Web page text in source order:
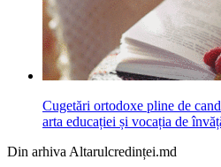
Cugetări ortodoxe pline de
arta educației și vocația de
Din arhiva Altarulcredinței.md